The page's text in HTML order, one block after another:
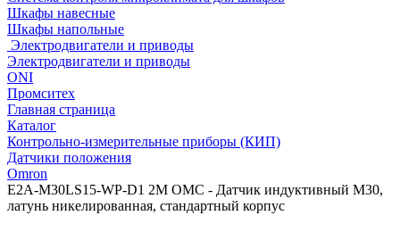
Шкафы навесные
Шкафы напольные
Электродвигатели и приводы
Электродвигатели и приводы
ONI
Промситех
Главная страница
Каталог
Контрольно-измерительные приборы (КИП)
Датчики положения
Omron
E2A-M30LS15-WP-D1 2M OMC - Датчик индуктивный M30,
латунь никелированная, стандартный корпус